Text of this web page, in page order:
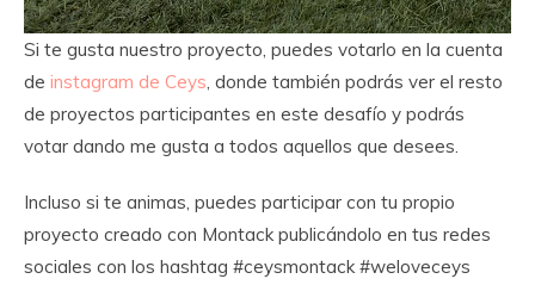
Si te gusta nuestro proyecto, puedes votarlo en la cuenta
de instagram de Ceys , donde también podrás ver el resto
de proyectos participantes en este desafío y podrás
votar dando me gusta a todos aquellos que desees.
Incluso si te animas, puedes participar con tu propio
proyecto creado con Montack publicándolo en tus redes
sociales con los hashtag #ceysmontack #weloveceys